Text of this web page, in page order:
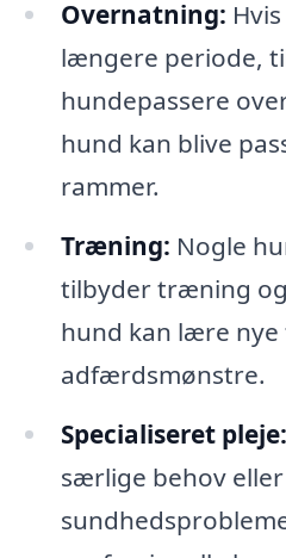
Overnatning:
længere periode,
hundepassere
hund kan blive
rammer.
Træning: Nogle
tilbyder træning
hund kan lære
adfærdsmønstre.
Specialiseret pleje:
særlige behov eller